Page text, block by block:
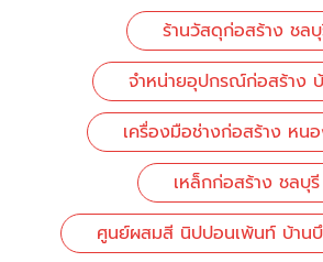
ร้านวัสดุก่อสร้าง ชล
จำหน่ายอุปกรณ์ก่อสร้าง
เครื่องมือช่างก่อสร้าง หน
เหล็กก่อสร้าง ชลบุรี
ศูนย์ผสมสี นิปปอนเพ้นท์ บ้าน